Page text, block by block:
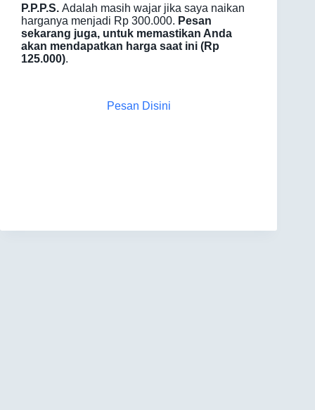
P.P.P.S. Adalah masih wajar jika saya naikan
harganya menjadi Rp 300.000. Pesan
sekarang juga, untuk memastikan Anda
akan mendapatkan harga saat ini (Rp
125.000).
Pesan Disini